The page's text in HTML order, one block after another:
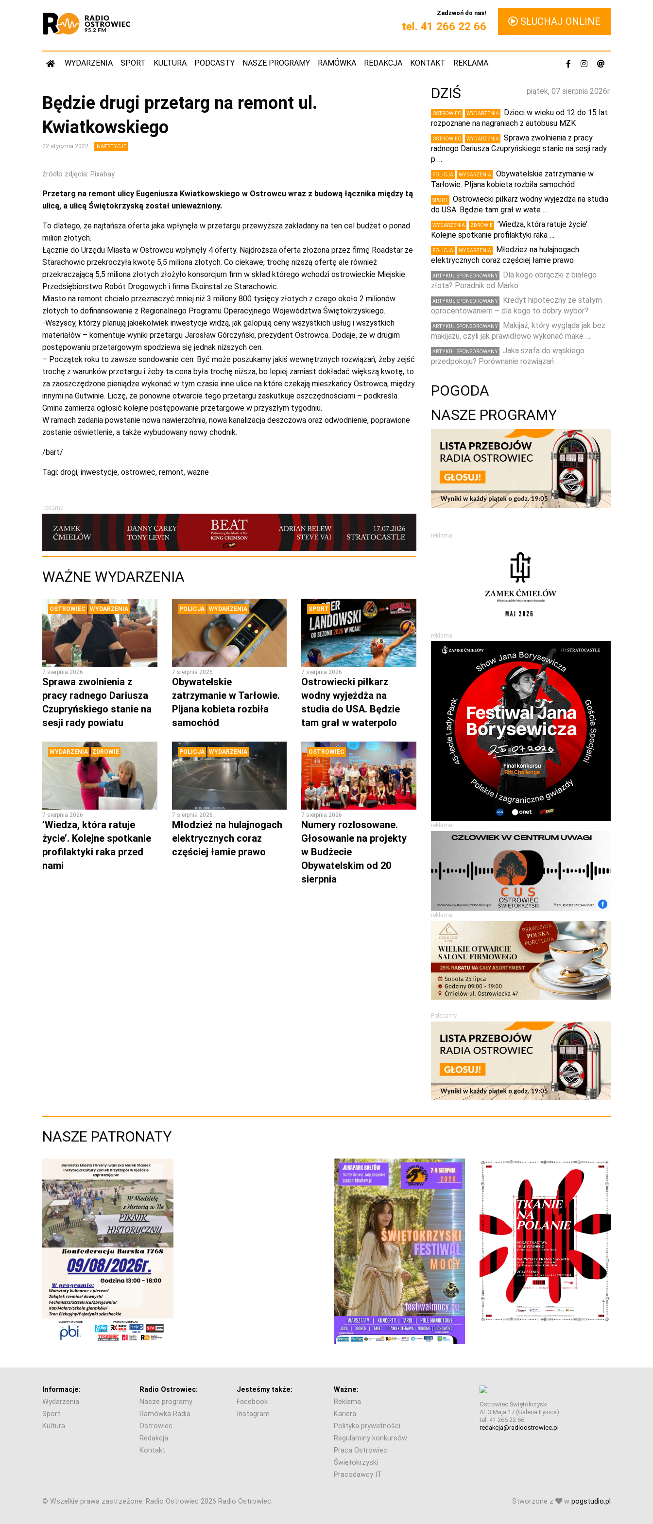
Zadzwoń do nas!
tel. 41 266 22 66 SŁUCHAJ ONLINE
WYDARZENIA SPORT KULTURA PODCASTY NASZE PROGRAMY RAMÓWKA REDAKCJA KONTAKT REKLAMA
Będzie drugi przetarg na remont ul.
Kwiatkowskiego
22 stycznia 2022 INWESTYCJE
źródło zdjęcia: Pixabay
Przetarg na remont ulicy Eugeniusza Kwiatkowskiego w Ostrowcu wraz z budową łącznika między tą
ulicą, a ulicą Świętokrzyską został unieważniony.
To dlatego, że najtańsza oferta jaka wpłynęła w przetargu przewyższa zakładany na ten cel budżet o ponad
milion złotych.
Łącznie do Urzędu Miasta w Ostrowcu wpłynęły 4 oferty. Najdroższa oferta złożona przez firmę Roadstar ze
Starachowic przekroczyła kwotę 5,5 miliona złotych. Co ciekawe, trochę niższą ofertę ale również
przekraczającą 5,5 miliona złotych złożyło konsorcjum firm w skład którego wchodzi ostrowieckie Miejskie
Przedsiębiorstwo Robót Drogowych i firma Ekoinstal ze Starachowic.
Miasto na remont chciało przeznaczyć mniej niż 3 miliony 800 tysięcy złotych z czego około 2 milionów
złotych to dofinansowanie z Regionalnego Programu Operacyjnego Województwa Świętokrzyskiego.
-Wszyscy, którzy planują jakiekolwiek inwestycje widzą, jak galopują ceny wszystkich usług i wszystkich
materiałów – komentuje wyniki przetargu Jarosław Górczyński, prezydent Ostrowca. Dodaje, że w drugim
postępowaniu przetargowym spodziewa się jednak niższych cen.
– Początek roku to zawsze sondowanie cen. Być może poszukamy jakiś wewnętrznych rozwiązań, żeby zejść
trochę z warunków przetargu i żeby ta cena była trochę niższa, bo lepiej zamiast dokładać większą kwotę, to
za zaoszczędzone pieniądze wykonać w tym czasie inne ulice na które czekają mieszkańcy Ostrowca, między
innymi na Gutwinie. Liczę, że ponowne otwarcie tego przetargu zaskutkuje oszczędnościami – podkreśla.
Gmina zamierza ogłosić kolejne postępowanie przetargowe w przyszłym tygodniu.
W ramach zadania powstanie nowa nawierzchnia, nowa kanalizacja deszczowa oraz odwodnienie, poprawione
zostanie oświetlenie, a także wybudowany nowy chodnik.
/bart/
Tagi: drogi, inwestycje, ostrowiec, remont, wazne
reklama
WAŻNE WYDARZENIA
OSTROWIEC WYDARZENIA
7 sierpnia 2026
Sprawa zwolnienia z
pracy radnego Dariusza
Czupryńskiego stanie na
sesji rady powiatu
POLICJA WYDARZENIA
7 sierpnia 2026
Obywatelskie
zatrzymanie w Tarłowie.
PIjana kobieta rozbiła
samochód
SPORT
7 sierpnia 2026
Ostrowiecki piłkarz
wodny wyjeżdża na
studia do USA. Będzie
tam grał w waterpolo
WYDARZENIA ZDROWIE
7 sierpnia 2026
’Wiedza, która ratuje
życie’. Kolejne spotkanie
profilaktyki raka przed
nami
POLICJA WYDARZENIA
7 sierpnia 2026
Młodzież na hulajnogach
elektrycznych coraz
częściej łamie prawo
OSTROWIEC
7 sierpnia 2026
Numery rozlosowane.
Głosowanie na projekty
w Budżecie
Obywatelskim od 20
sierpnia
piątek, 07 sierpnia 2026r.
DZIŚ
OSTROWIEC WYDARZENIA
Dzieci w wieku od 12 do 15 lat
rozpoznane na nagraniach z autobusu MZK
OSTROWIEC WYDARZENIA
Sprawa zwolnienia z pracy
radnego Dariusza Czupryńskiego stanie na sesji rady
p …
POLICJA WYDARZENIA
Obywatelskie zatrzymanie w
Tarłowie. PIjana kobieta rozbiła samochód
SPORT
Ostrowiecki piłkarz wodny wyjeżdża na studia
do USA. Będzie tam grał w wate …
WYDARZENIA ZDROWIE
’Wiedza, która ratuje życie’.
Kolejne spotkanie profilaktyki raka …
POLICJA WYDARZENIA
Młodzież na hulajnogach
elektrycznych coraz częściej łamie prawo
ARTYKUŁ SPONSOROWANY
Dla kogo obrączki z białego
złota? Poradnik od Marko
ARTYKUŁ SPONSOROWANY
Kredyt hipoteczny ze stałym
oprocentowaniem – dla kogo to dobry wybór?
ARTYKUŁ SPONSOROWANY
Makijaż, który wygląda jak bez
makijażu, czyli jak prawidłowo wykonać make …
ARTYKUŁ SPONSOROWANY
Jaka szafa do wąskiego
przedpokoju? Porównanie rozwiązań
POGODA
NASZE PROGRAMY
reklama
reklama
reklama
reklama
Polecamy
NASZE PATRONATY
Informacje:
Wydarzenia
Sport
Kultura
Radio Ostrowiec:
Nasze programy
Ramówka Radia
Ostrowiec
Redakcja
Kontakt
Jesteśmy także:
Facebook
Instagram
Ważne:
Reklama
Kariera
Polityka prywatności
Regulaminy konkursów
Praca Ostrowiec
Świętokrzyski
Pracodawcy IT
Ostrowiec Świętokrzyski
Al. 3 Maja 17 (Galeria Łysica)
tel. 41 266 22 66
redakcja@radioostrowiec.pl
© Wszelkie prawa zastrzeżone. Radio Ostrowiec 2026 Radio Ostrowiec. Stworzone z w pogstudio.pl